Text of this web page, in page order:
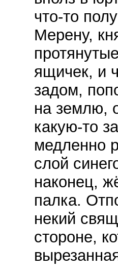
что-то
Мерену,
ящичек, и
задом,
на землю,
какую-то
медленно
слой
наконец,
палка.
некий
стороне,